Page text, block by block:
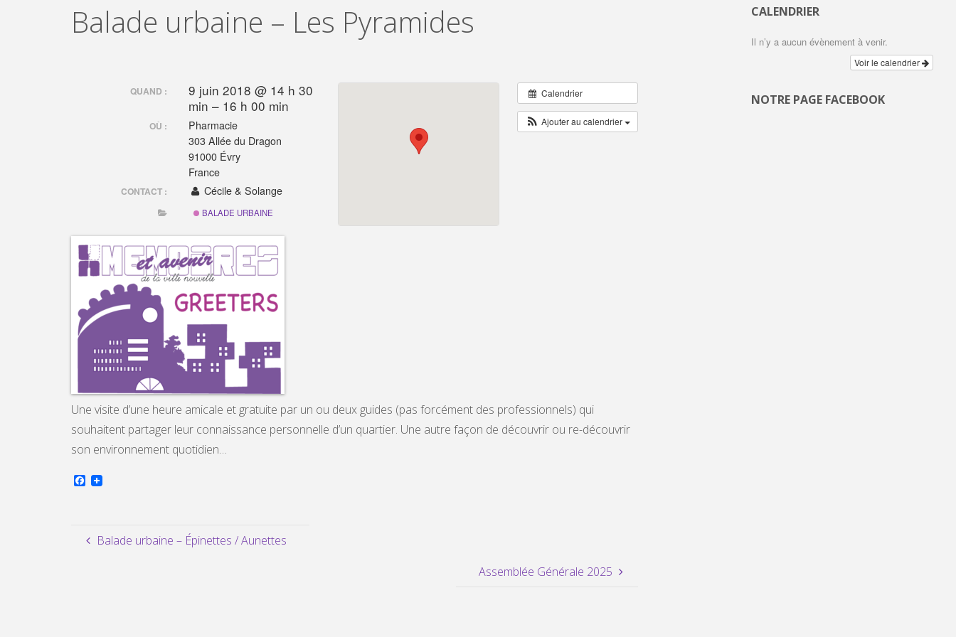
Balade urbaine – Les Pyramides
Calendrier
Ajouter au calendrier
QUAND :
9 juin 2018 @ 14 h 30
min – 16 h 00 min
OÙ :
Pharmacie
303 Allée du Dragon
91000 Évry
France
CONTACT : Cécile & Solange
BALADE URBAINE
Une visite d’une heure amicale et gratuite par un ou deux guides (pas forcément des professionnels) qui
souhaitent partager leur connaissance personnelle d’un quartier. Une autre façon de découvrir ou re-découvrir
son environnement quotidien…
F
o
o
Balade urbaine – Épinettes / Aunettes
Assemblée Générale 2025
CALENDRIER
Il n’y a aucun évènement à venir.
Voir le calendrier
NOTRE PAGE FACEBOOK